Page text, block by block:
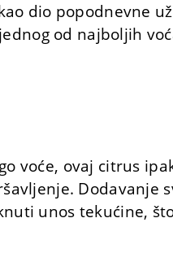
dio popodnevne
od najboljih
voće, ovaj citrus
Dodavanje
unos tekućine,